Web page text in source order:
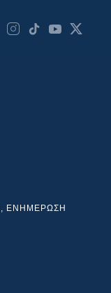
, ΕΝΗΜΕΡΩΣΗ